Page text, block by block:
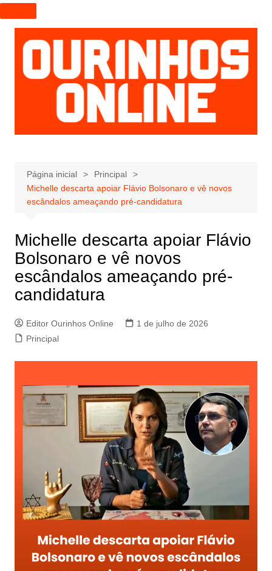
I
r
p
a
r
a
e
ú
d
Página inicial
Principal
Michelle descarta apoiar Flávio Bolsonaro e vê novos
escândalos ameaçando pré-candidatura
Michelle descarta apoiar Flávio
Bolsonaro e vê novos
escândalos ameaçando pré-
candidatura
Editor Ourinhos Online
1 de julho de 2026
Principal